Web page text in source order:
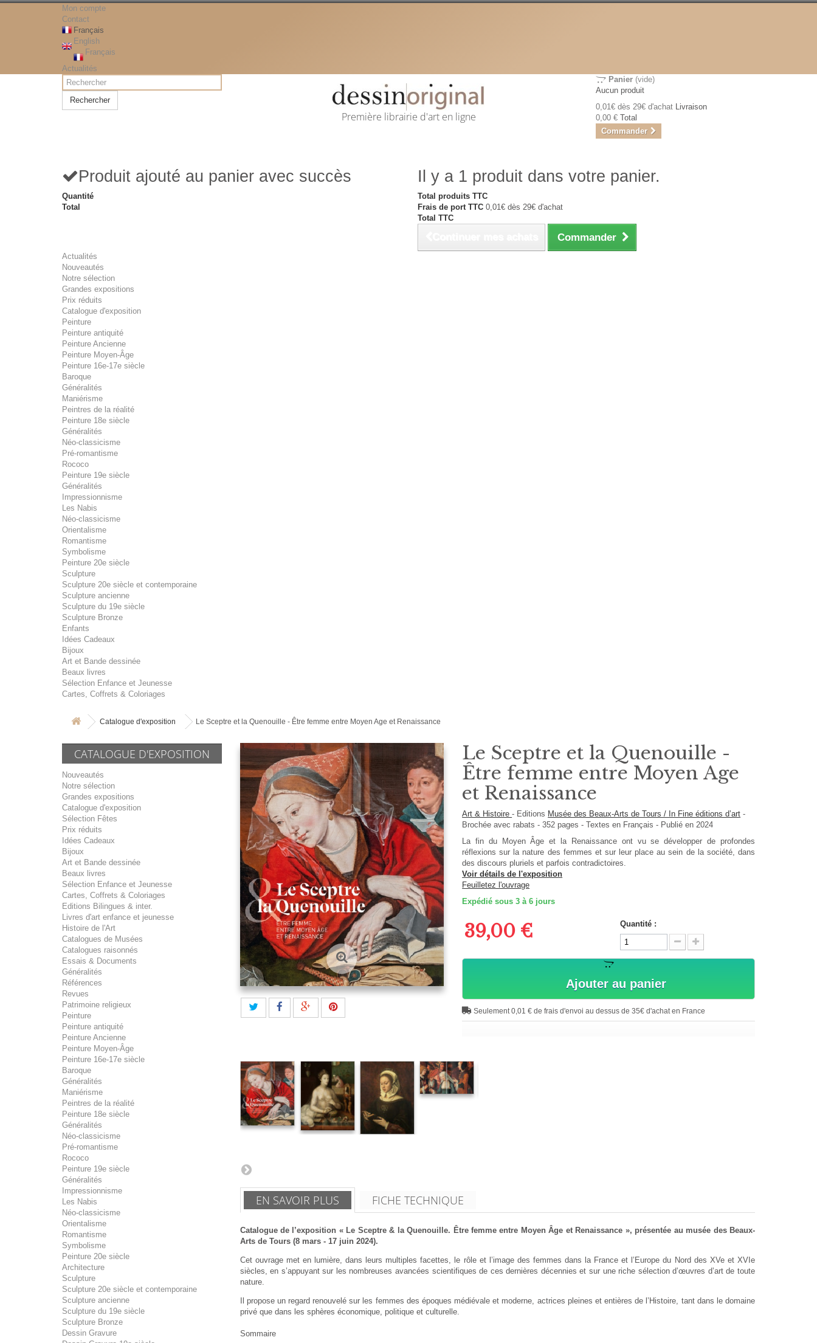
Mon compte
Contact
Français
English
Français
Actualités
Rechercher
Première librairie d'art en ligne
Panier (vide)
Aucun produit
0,01€ dès 29€ d'achat Livraison
0,00 € Total
Commander
Produit ajouté au panier avec succès
Quantité
Total
Il y a 1 produit dans votre panier.
Total produits TTC
Frais de port TTC 0,01€ dès 29€ d'achat
Total TTC
Commander
Actualités
Nouveautés
Notre sélection
Grandes expositions
Prix réduits
Catalogue d'exposition
Peinture
Peinture antiquité
Peinture Ancienne
Peinture Moyen-Âge
Peinture 16e-17e siècle
Baroque
Généralités
Maniérisme
Peintres de la réalité
Peinture 18e siècle
Généralités
Néo-classicisme
Pré-romantisme
Rococo
Peinture 19e siècle
Généralités
Impressionnisme
Les Nabis
Néo-classicisme
Orientalisme
Romantisme
Symbolisme
Peinture 20e siècle
Sculpture
Sculpture 20e siècle et contemporaine
Sculpture ancienne
Sculpture du 19e siècle
Sculpture Bronze
Enfants
Idées Cadeaux
Bijoux
Art et Bande dessinée
Beaux livres
Sélection Enfance et Jeunesse
Cartes, Coffrets & Coloriages
Catalogue d'exposition Le Sceptre et la Quenouille - Être femme entre Moyen Age et Renaissance
CATALOGUE D'EXPOSITION
Nouveautés
Notre sélection
Grandes expositions
Catalogue d'exposition
Sélection Fêtes
Prix réduits
Idées Cadeaux
Bijoux
Art et Bande dessinée
Beaux livres
Sélection Enfance et Jeunesse
Cartes, Coffrets & Coloriages
Editions Bilingues & inter.
Livres d'art enfance et jeunesse
Histoire de l'Art
Catalogues de Musées
Catalogues raisonnés
Essais & Documents
Généralités
Références
Revues
Patrimoine religieux
Peinture
Peinture antiquité
Peinture Ancienne
Peinture Moyen-Âge
Peinture 16e-17e siècle
Baroque
Généralités
Maniérisme
Peintres de la réalité
Peinture 18e siècle
Généralités
Néo-classicisme
Pré-romantisme
Rococo
Peinture 19e siècle
Généralités
Impressionnisme
Les Nabis
Néo-classicisme
Orientalisme
Romantisme
Symbolisme
Peinture 20e siècle
Architecture
Sculpture
Sculpture 20e siècle et contemporaine
Sculpture ancienne
Sculpture du 19e siècle
Sculpture Bronze
Dessin Gravure
Le Sceptre et la Quenouille -
Être femme entre Moyen Age
et Renaissance
Art & Histoire- Editions Musée des Beaux-Arts de Tours / In Fine éditions d’art -
Brochée avec rabats-352pages -Textes en Français- Publié en 2024
La fin du Moyen Âge et la Renaissance ont vu se développer de profondes
réflexions sur la nature des femmes et sur leur place au sein de la société, dans
des discours pluriels et parfois contradictoires.
Voir détails de l'exposition
Feuilletez l'ouvrage
Expédié sous 3 à 6 jours
39,00 € Quantité :
Ajouter au panier
Seulement 0,01 € de frais d'envoi au dessus de 35€ d'achat en France
EN SAVOIR PLUS FICHE TECHNIQUE
Catalogue de l’exposition « Le Sceptre & la Quenouille. Être femme entre Moyen Âge et Renaissance », présentée au musée des Beaux-
Arts de Tours (8 mars - 17 juin 2024).
Cet ouvrage met en lumière, dans leurs multiples facettes, le rôle et l’image des femmes dans la France et l’Europe du Nord des XVe et XVIe
siècles, en s’appuyant sur les nombreuses avancées scientifiques de ces dernières décennies et sur une riche sélection d’œuvres d’art de toute
nature.
Il propose un regard renouvelé sur les femmes des époques médiévale et moderne, actrices pleines et entières de l’Histoire, tant dans le domaine
privé que dans les sphères économique, politique et culturelle.
Sommaire